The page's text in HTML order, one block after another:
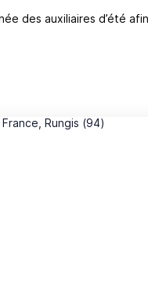
des auxiliaires d’été